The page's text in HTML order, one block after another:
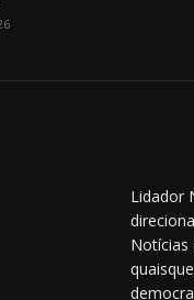
Lidador
Notícias